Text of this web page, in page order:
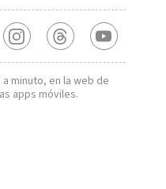
minuto, en la web de
apps móviles.